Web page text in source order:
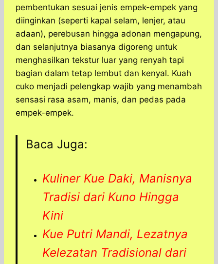
pembentukan sesuai jenis empek-empek yang
diinginkan (seperti kapal selam, lenjer, atau
adaan), perebusan hingga adonan mengapung,
dan selanjutnya biasanya digoreng untuk
menghasilkan tekstur luar yang renyah tapi
bagian dalam tetap lembut dan kenyal. Kuah
cuko menjadi pelengkap wajib yang menambah
sensasi rasa asam, manis, dan pedas pada
empek-empek.
Baca Juga:
Kuliner Kue Daki, Manisnya
Tradisi dari Kuno Hingga
Kini
Kue Putri Mandi, Lezatnya
Kelezatan Tradisional dari